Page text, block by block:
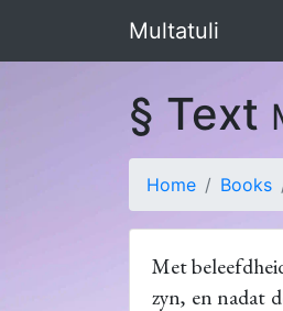
Multatuli
§ Text
Home Books
Met
zyn, en nadat